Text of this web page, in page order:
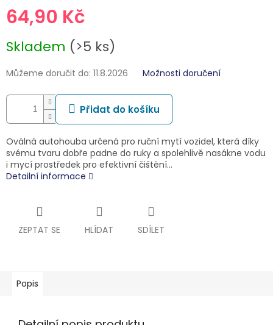
64,90 Kč
cena:
Skladem (>5 ks)
Můžeme doručit do: 11.8.2026 Možnosti doručení
Přidat do košíku
Oválná autohouba určená pro ruční mytí vozidel, která díky
svému tvaru dobře padne do ruky a spolehlivě nasákne vodu
i mycí prostředek pro efektivní čištění…
Detailní informace
ZEPTAT SE HLÍDAT SDÍLET
Popis